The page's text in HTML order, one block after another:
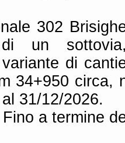
302
un
di
34+950 circa,
31/12/2026.
a termine